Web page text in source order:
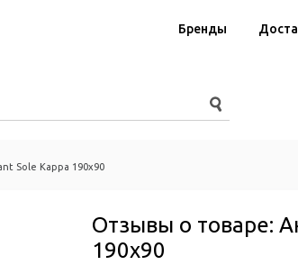
Бренды
Sole Kappa 190х90
Отзывы о товаре:
190х90